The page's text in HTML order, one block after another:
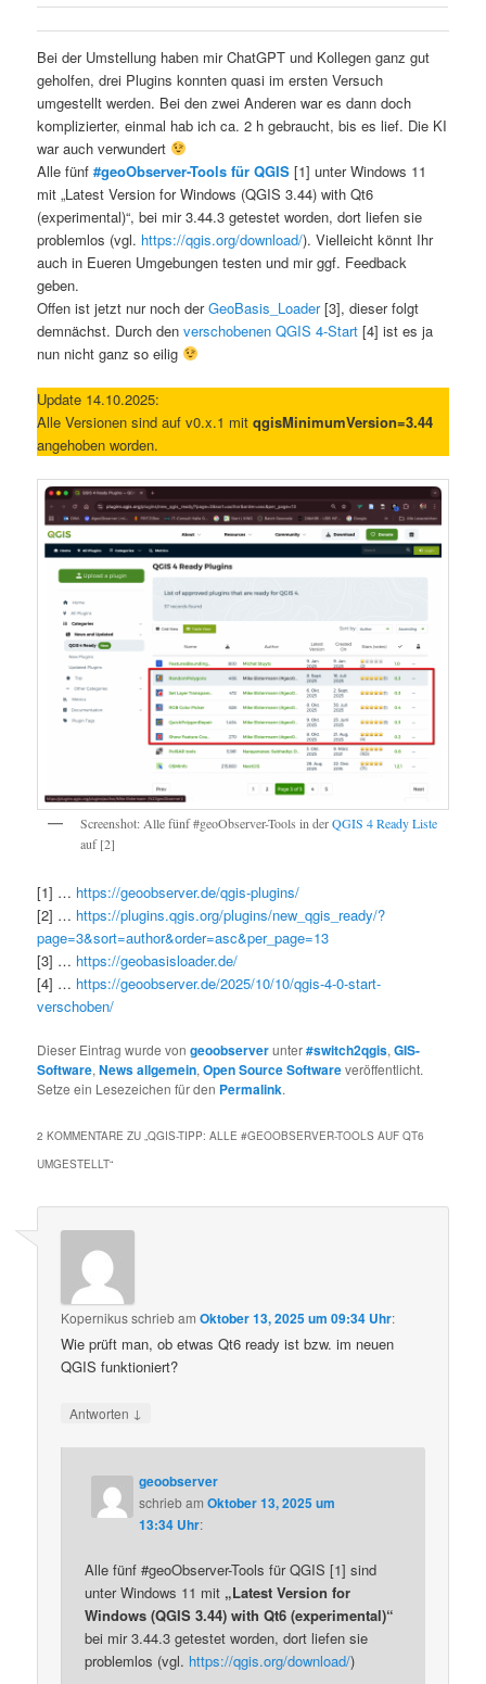
Bei der Umstellung haben mir ChatGPT und Kollegen ganz gut
geholfen, drei Plugins konnten quasi im ersten Versuch
umgestellt werden. Bei den zwei Anderen war es dann doch
komplizierter, einmal hab ich ca. 2 h gebraucht, bis es lief. Die KI
war auch verwundert
Alle fünf#geoObserver-Tools für QGIS [1] unter Windows 11
mit „Latest Version for Windows (QGIS 3.44) with Qt6
(experimental)“, bei mir 3.44.3 getestet worden, dort liefen sie
problemlos (vgl. https://qgis.org/download/). Vielleicht könnt Ihr
auch in Eueren Umgebungen testen und mir ggf. Feedback
geben.
Offen ist jetzt nur noch derGeoBasis_Loader[3], dieser folgt
demnächst. Durch denverschobenen QGIS 4-Start [4] ist es ja
nun nicht ganz so eilig
Update 14.10.2025:
Alle Versionen sind auf v0.x.1 mitqgisMinimumVersion=3.44
angehoben worden.
Screenshot: Alle fünf #geoObserver-Tools in derQGIS 4 Ready Liste
auf [2]
[1] … https://geoobserver.de/qgis-plugins/
[2] … https://plugins.qgis.org/plugins/new_qgis_ready/?
page=3&sort=author&order=asc&per_page=13
[3] … https://geobasisloader.de/
[4] … https://geoobserver.de/2025/10/10/qgis-4-0-start-
verschoben/
Dieser Eintrag wurde vongeoobserverunter#switch2qgis,GIS-
Software,News allgemein,Open Source Softwareveröffentlicht.
Setze ein Lesezeichen für den Permalink.
2 KOMMENTARE ZU „QGIS-TIPP: ALLE #GEOOBSERVER-TOOLS AUF QT6
UMGESTELLT“
KopernikusschriebamOktober 13, 2025 um 09:34 Uhr:
Wie prüft man, ob etwas Qt6 ready ist bzw. im neuen
QGIS funktioniert?
Antworten ↓
geoobserver
schriebamOktober 13, 2025 um
13:34 Uhr:
Alle fünf #geoObserver-Tools für QGIS [1] sind
unter Windows 11 mit „Latest Version for
Windows (QGIS 3.44) with Qt6 (experimental)“
bei mir 3.44.3 getestet worden, dort liefen sie
problemlos (vgl. https://qgis.org/download/)